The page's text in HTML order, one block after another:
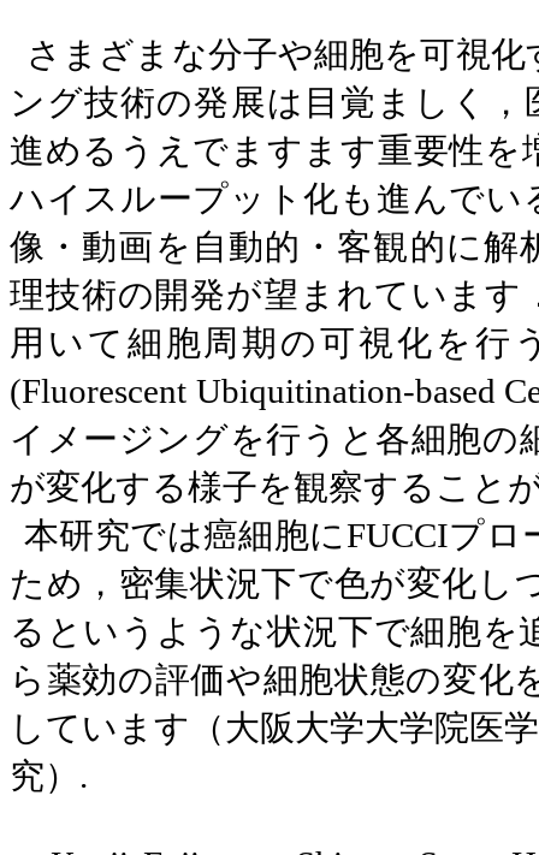
さまざまな分子や細胞を可視
ング技術の発展は目覚ましく，
進めるうえでますます重要性を
ハイスループット化も進んでい
像・動画を自動的・客観的に解
理技術の開発が望まれています
用いて細胞周期の可視化を行
(Fluorescent Ubiquitination-based
イメージングを行うと各細胞の
が変化する様子を観察すること
本研究では癌細胞にFUCCIプロ
ため，密集状況下で色が変化し
るというような状況下で細胞を
ら薬効の評価や細胞状態の変
しています（大阪大学大学院医
究） .